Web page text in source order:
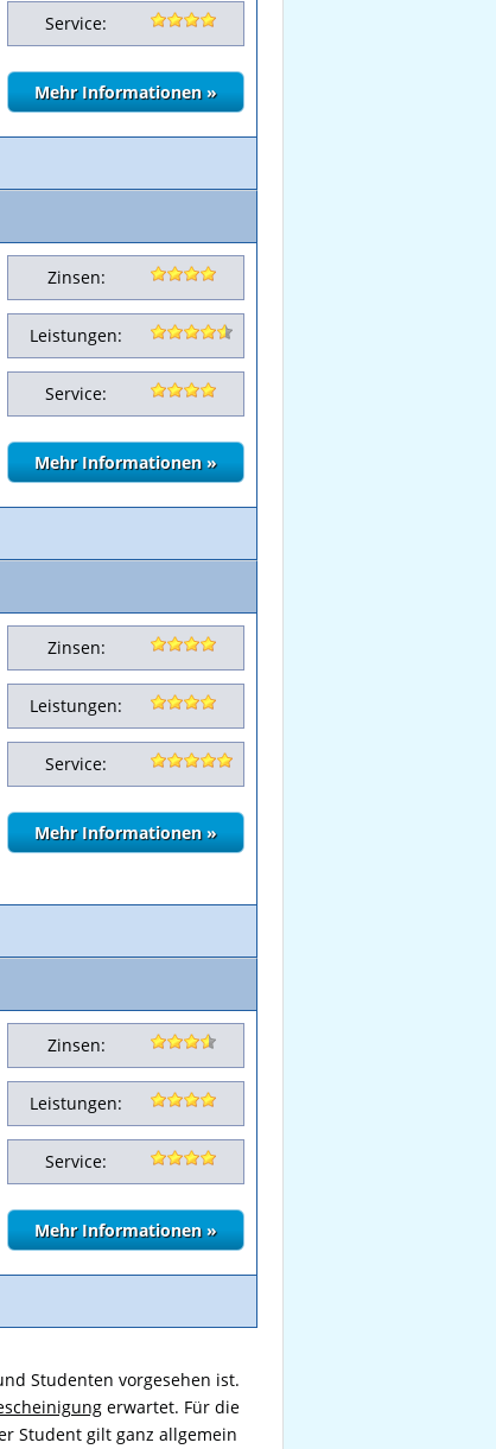
Service:
Zinsen:
Leistungen:
Service:
Zinsen:
Leistungen:
Service:
Zinsen:
Leistungen:
Service:
Studenten vorgesehen ist.
erwartet. Für die
Student gilt ganz allgemein